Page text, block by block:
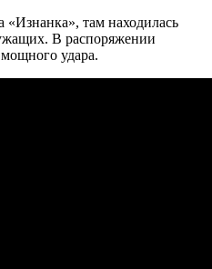
там находилась
В распоряжении
удара.